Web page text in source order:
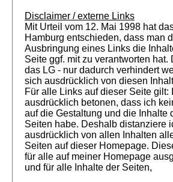
Disclaimer / externe Links
Mit Urteil vom 12. Mai 1998 hat
Hamburg entschieden, dass man
Ausbringung eines Links die
Seite ggf. mit zu verantworten hat.
das LG - nur dadurch verhindert
sich ausdrücklich von diesen
Für alle Links auf dieser Seite gilt:
ausdrücklich betonen, dass ich
auf die Gestaltung und die Inhalte
Seiten habe. Deshalb distanziere
ausdrücklich von allen Inhalten
Seiten auf dieser Homepage.
für alle auf meiner Homepage
und für alle Inhalte der Seiten,